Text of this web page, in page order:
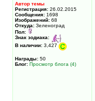
Автор темы
Регистрация: 26.02.2015
Сообщения: 1698
Изображений: 68
Откуда: Зеленоград
Пол:
Знак зодиака:
В наличии: 3,427
Награды: 50
Блог: Просмотр блога (4)